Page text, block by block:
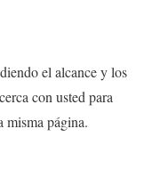
el alcance y los
con usted para
misma página.